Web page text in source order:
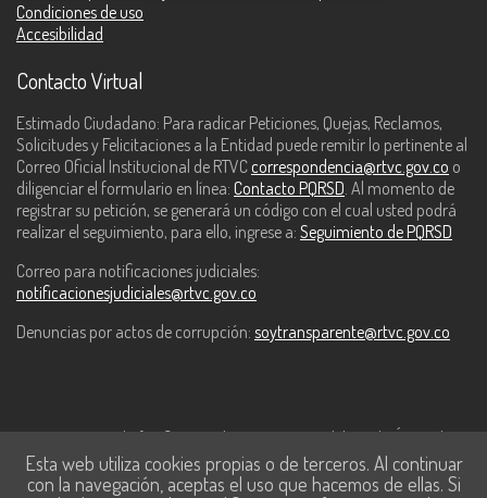
Condiciones de uso
Accesibilidad
Contacto Virtual
Estimado Ciudadano: Para radicar Peticiones, Quejas, Reclamos,
Solicitudes y Felicitaciones a la Entidad puede remitir lo pertinente al
Correo Oficial Institucional de RTVC correspondencia@rtvc.gov.co o
diligenciar el formulario en línea: Contacto PQRSD . Al momento de
registrar su petición, se generará un código con el cual usted podrá
realizar el seguimiento, para ello, ingrese a: Seguimiento de PQRSD
Correo para notificaciones judiciales:
notificacionesjudiciales@rtvc.gov.co
Denuncias por actos de corrupción: soytransparente@rtvc.gov.co
Este contenido fue financiado con recursos del Fondo Único de
Tecnologías de la Información y las Comunicaciones de MinTic.
Esta web utiliza cookies propias o de terceros. Al continuar
con la navegación, aceptas el uso que hacemos de ellas. Si